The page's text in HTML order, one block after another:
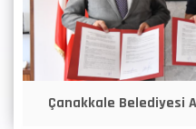
Çanakkale Belediyesi